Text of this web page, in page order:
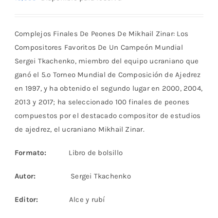
Complejos Finales De Peones De Mikhail Zinar: Los
Compositores Favoritos De Un Campeón Mundial
Sergei Tkachenko, miembro del equipo ucraniano que
ganó el 5.º Torneo Mundial de Composición de Ajedrez
en 1997, y ha obtenido el segundo lugar en 2000, 2004,
2013 y 2017; ha seleccionado 100 finales de peones
compuestos por el destacado compositor de estudios
de ajedrez, el ucraniano Mikhail Zinar.
Formato: Libro de bolsillo
Autor: Sergei Tkachenko
Editor: Alce y rubí